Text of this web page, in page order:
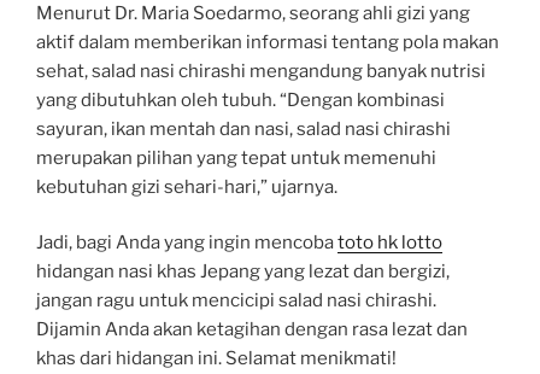
Menurut Dr. Maria Soedarmo, seorang ahli gizi yang
aktif dalam memberikan informasi tentang pola makan
sehat, salad nasi chirashi mengandung banyak nutrisi
yang dibutuhkan oleh tubuh. “Dengan kombinasi
sayuran, ikan mentah dan nasi, salad nasi chirashi
merupakan pilihan yang tepat untuk memenuhi
kebutuhan gizi sehari-hari,” ujarnya.
Jadi, bagi Anda yang ingin mencobatoto hk lotto
hidangan nasi khas Jepang yang lezat dan bergizi,
jangan ragu untuk mencicipi salad nasi chirashi.
Dijamin Anda akan ketagihan dengan rasa lezat dan
khas dari hidangan ini. Selamat menikmati!